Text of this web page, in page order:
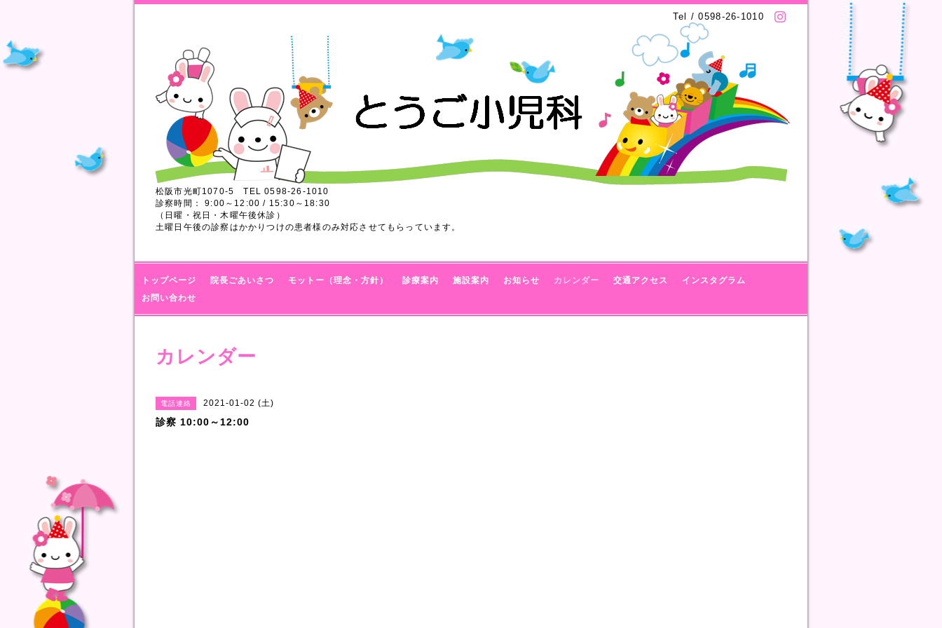
Tel / 0598-26-1010
松阪市光町1070-5 TEL 0598-26-1010
診察時間： 9:00～12:00 / 15:30～18:30
（日曜・祝日・木曜午後休診）
土曜日午後の診察はかかりつけの患者様のみ対応させてもらっています。
トップページ 院長ごあいさつ モットー（理念・方針） 診療案内 施設案内 お知らせ カレンダー 交通アクセス
インスタグラム
お問い合わせ
カレンダー
電話連絡 2021-01-02 (土)
診察 10:00～12:00